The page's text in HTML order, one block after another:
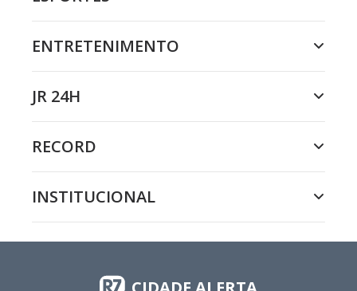
ENTRETENIMENTO
JR 24H
RECORD
INSTITUCIONAL